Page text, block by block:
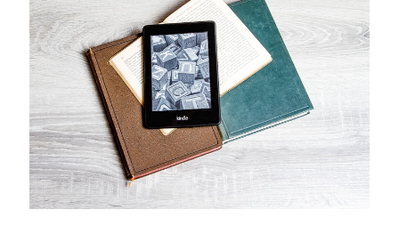
première
liseuse
d’ici
2019